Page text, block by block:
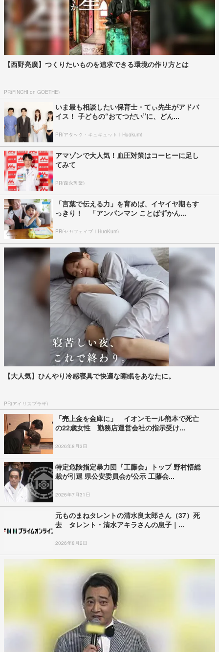
【西野亮廣】つくりたいものを追求できる環境の作り方とは
PR(FINCHI on GOETHE)
いま最も相談したい保育士・てぃ先生がアドバ
イス！ 子どもの“おてつだい”に、どん...
PR(アタック・キュキュット｜Hugkum)
アマゾンで大人気！血圧対策はコーヒーに足し
てみて
PR(森永乳業)
「言葉で伝える力」を育めば、イヤイヤ期もす
っきり！ 「アンパンマン ことばずかん...
PR(セガフェイブ｜HugKum)
【大人気】ひんやり冷感寝具で快適な睡眠をあなたに。
PR(アイリスプラザ)
「売上金を金庫に」 イオンモール熊本で死亡
の22歳女性 勤務店運営会社の指示受け...
2026年8月3日
特定危険指定暴力団『工藤会』トップ 野村悟総
裁が引退 県公安委員会が公示 工藤会...
2026年7月31日
元ものまねタレントの清水良太郎さん（37）死
去 タレント・清水アキラさんの息子｜...
2026年8月2日